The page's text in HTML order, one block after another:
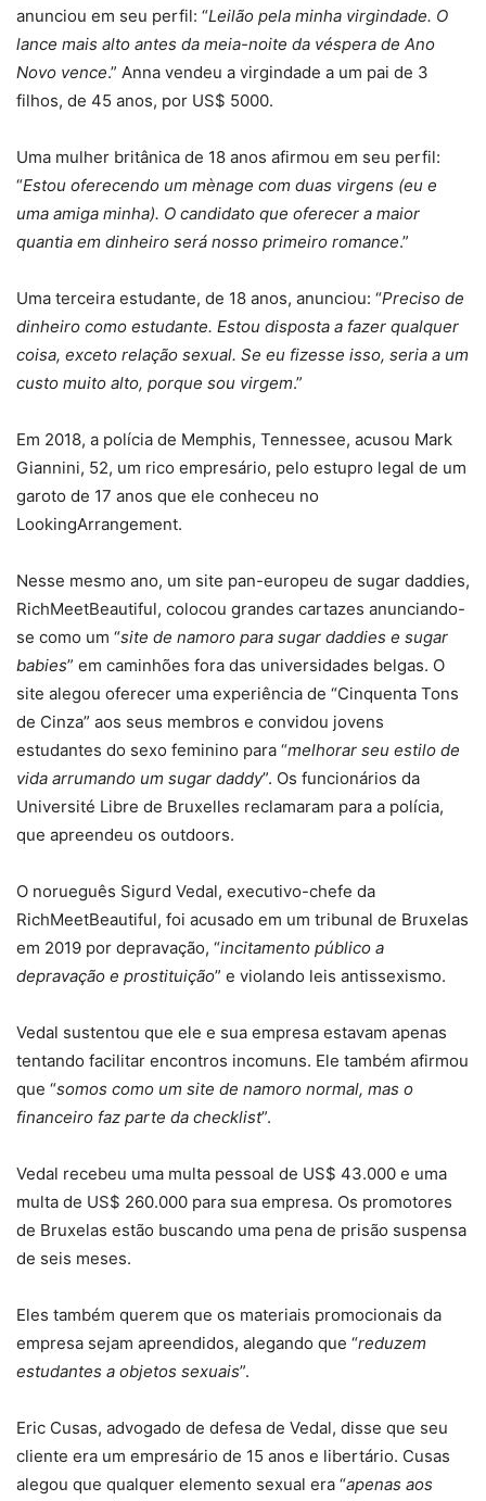
anunciou em seu perfil: “Leilão pela minha virgindade. O
lance mais alto antes da meia-noite da véspera de Ano
Novo vence.” Anna vendeu a virgindade a um pai de 3
filhos, de 45 anos, por US$ 5000.
Uma mulher britânica de 18 anos afirmou em seu perfil:
“Estou oferecendo um mènage com duas virgens (eu e
uma amiga minha). O candidato que oferecer a maior
quantia em dinheiro será nosso primeiro romance.”
Uma terceira estudante, de 18 anos, anunciou: “Preciso de
dinheiro como estudante. Estou disposta a fazer qualquer
coisa, exceto relação sexual. Se eu fizesse isso, seria a um
custo muito alto, porque sou virgem.”
Em 2018, a polícia de Memphis, Tennessee, acusou Mark
Giannini, 52, um rico empresário, pelo estupro legal de um
garoto de 17 anos que ele conheceu no
LookingArrangement.
Nesse mesmo ano, um site pan-europeu de sugar daddies,
RichMeetBeautiful, colocou grandes cartazes anunciando-
se como um “site de namoro para sugar daddies e sugar
babies” em caminhões fora das universidades belgas. O
site alegou oferecer uma experiência de “Cinquenta Tons
de Cinza” aos seus membros e convidou jovens
estudantes do sexo feminino para “melhorar seu estilo de
vida arrumando um sugar daddy”. Os funcionários da
Université Libre de Bruxelles reclamaram para a polícia,
que apreendeu os outdoors.
O norueguês Sigurd Vedal, executivo-chefe da
RichMeetBeautiful, foi acusado em um tribunal de Bruxelas
em 2019 por depravação, “incitamento público a
depravação e prostituição” e violando leis antissexismo.
Vedal sustentou que ele e sua empresa estavam apenas
tentando facilitar encontros incomuns. Ele também afirmou
que “somos como um site de namoro normal, mas o
financeiro faz parte da checklist”.
Vedal recebeu uma multa pessoal de US$ 43.000 e uma
multa de US$ 260.000 para sua empresa. Os promotores
de Bruxelas estão buscando uma pena de prisão suspensa
de seis meses.
Eles também querem que os materiais promocionais da
empresa sejam apreendidos, alegando que “reduzem
estudantes a objetos sexuais”.
Eric Cusas, advogado de defesa de Vedal, disse que seu
cliente era um empresário de 15 anos e libertário. Cusas
alegou que qualquer elemento sexual era “apenas aos